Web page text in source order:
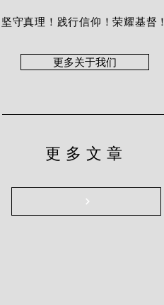
坚守真理！践行信仰！荣耀基督！
更多关于我们
更多文章